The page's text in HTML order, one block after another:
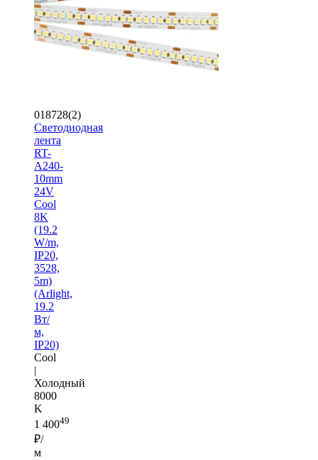
018728(2)
Светодиодная
лента
RT-
A240-
10mm
24V
Cool
8K
(19.2
W/m,
IP20,
3528,
5m)
(Arlight,
19.2
Вт/
м,
IP20)
Cool
|
Холодный
8000
K
1 40049
₽/
м